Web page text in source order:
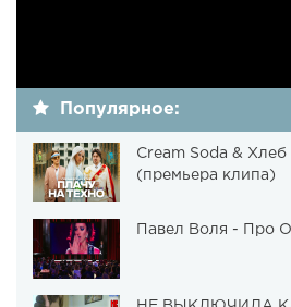
Популярное:
Cream Soda &
(премьера клипа)
Павел Воля - Про